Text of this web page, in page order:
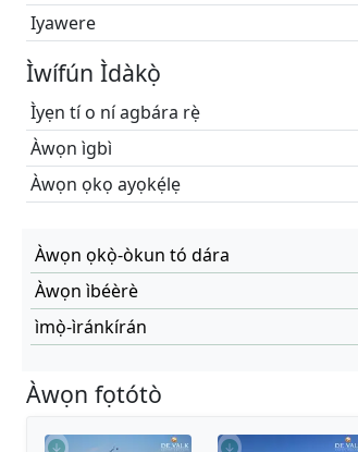
Iyawere
Ìwífún Ìdàkọ̀
Ìyẹn tí o ní agbára rẹ̀
Àwọn ìgbì
Àwọn ọkọ ayọkẹ́lẹ
Àwọn ọkọ̀-òkun tó dára
Àwọn ìbéèrè
ìmọ̀-ìránkírán
Àwọn fọtótò